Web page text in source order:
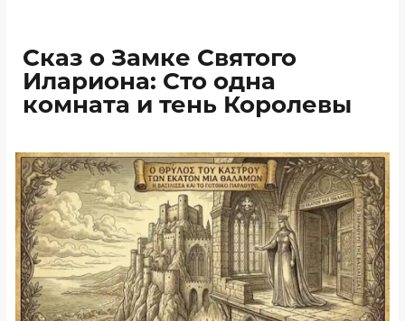
Сказ о Замке Святого
Илариона: Сто одна
комната и тень Королевы